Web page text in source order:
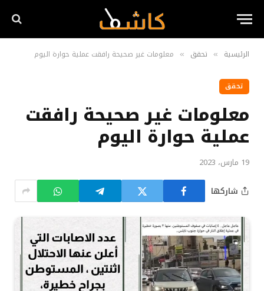
الرئيسية » تحقق » معلومات غير صحيحة رافقت عملية حوارة اليوم
تحقق
معلومات غير صحيحة رافقت
عملية حوارة اليوم
19 مارس، 2023
شاركها